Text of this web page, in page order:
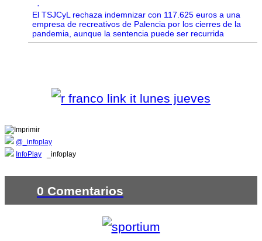
·
El TSJCyL rechaza indemnizar con 117.625 euros a una
empresa de recreativos de Palencia por los cierres de la
pandemia, aunque la sentencia puede ser recurrida
@_infoplay
InfoPlay _infoplay
0 Comentarios